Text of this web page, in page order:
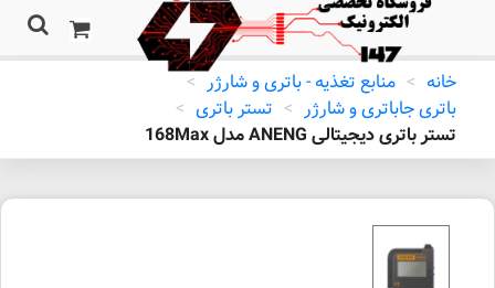
خانه > منابع تغذیه - باتری و شارژر >
باتری جاباتری و شارژر > تستر باتری >
تستر باتری دیجیتالی ANENG مدل 168Max